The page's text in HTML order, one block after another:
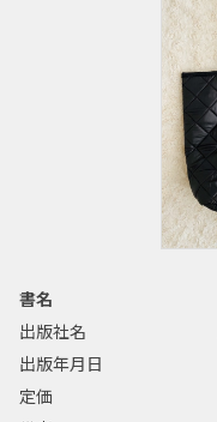
書名
出版社名
出版年月日
定価